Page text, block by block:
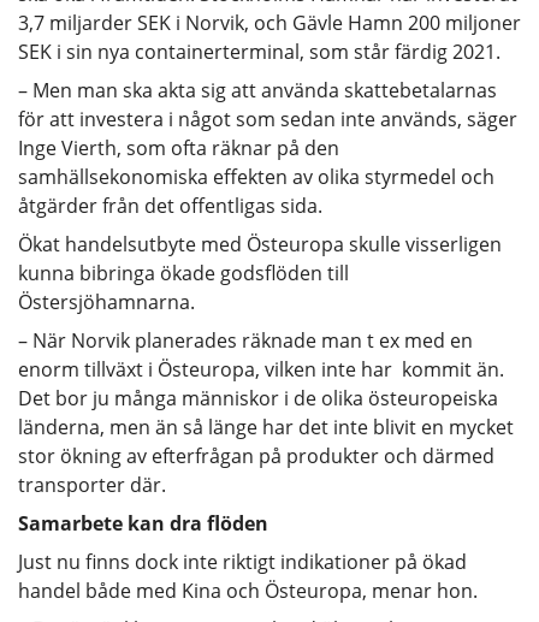
3,7 miljarder SEK i Norvik, och Gävle Hamn 200 miljoner
SEK i sin nya containerterminal, som står färdig 2021.
– Men man ska akta sig att använda skattebetalarnas
för att investera i något som sedan inte används, säger
Inge Vierth, som ofta räknar på den
samhällsekonomiska effekten av olika styrmedel och
åtgärder från det offentligas sida.
Ökat handelsutbyte med Östeuropa skulle visserligen
kunna bibringa ökade godsflöden till
Östersjöhamnarna.
– När Norvik planerades räknade man t ex med en
enorm tillväxt i Östeuropa, vilken inte har kommit än.
Det bor ju många människor i de olika östeuropeiska
länderna, men än så länge har det inte blivit en mycket
stor ökning av efterfrågan på produkter och därmed
transporter där.
Samarbete kan dra flöden
Just nu finns dock inte riktigt indikationer på ökad
handel både med Kina och Östeuropa, menar hon.